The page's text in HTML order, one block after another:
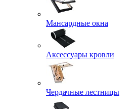
Мансардные окна
Аксессуары кровли
Чердачные лестницы